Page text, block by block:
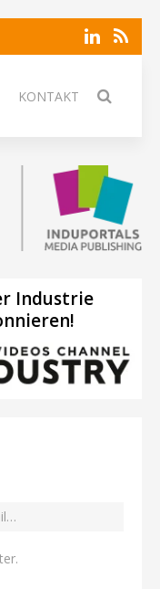
KONTAKT
Industrie
.